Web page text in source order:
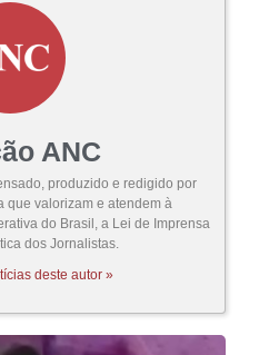
ANC
produzido e redigido por
que valorizam e atendem à
do Brasil, a Lei de Imprensa
dos Jornalistas.
deste autor »